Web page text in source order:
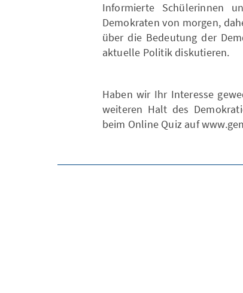
Informierte Schülerinnen
Demokraten von morgen,
über die Bedeutung der
aktuelle Politik diskutieren.
Haben wir Ihr Interesse
weiteren Halt des
beim Online Quiz auf